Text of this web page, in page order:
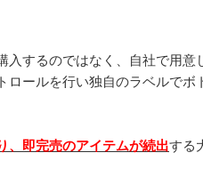
するのではなく、自社で用意
ールを行い独自のラベルでボ
、即完売のアイテムが続出する